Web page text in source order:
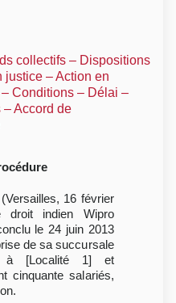
collectifs – Dispositions
justice – Action en
Conditions – Délai –
Accord de
16 février
droit indien Wipro
le 24 juin 2013
de sa succursale
à [Localité 1] et
cinquante salariés,